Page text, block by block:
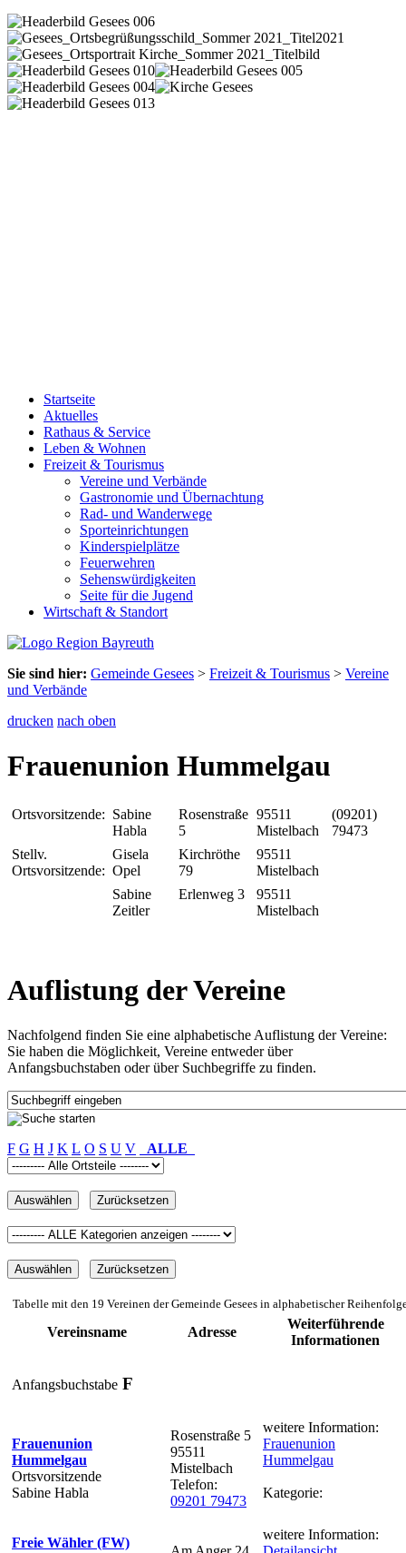
Startseite
Aktuelles
Rathaus & Service
Leben & Wohnen
Freizeit & Tourismus
Vereine und Verbände
Gastronomie und Übernachtung
Rad- und Wanderwege
Sporteinrichtungen
Kinderspielplätze
Feuerwehren
Sehenswürdigkeiten
Seite für die Jugend
Wirtschaft & Standort
Sie sind hier: Gemeinde Gesees > Freizeit & Tourismus > Vereine
und Verbände
drucken nach oben
Frauenunion Hummelgau
Ortsvorsitzende: Sabine
Habla
Rosenstraße
5
95511
Mistelbach
(09201)
79473
Stellv.
Ortsvorsitzende:
Gisela
Opel
Kirchröthe
79
95511
Mistelbach
Sabine
Zeitler
Erlenweg 3
95511
Mistelbach
Auflistung der Vereine
Nachfolgend finden Sie eine alphabetische Auflistung der Vereine:
Sie haben die Möglichkeit, Vereine entweder über
Anfangsbuchstaben oder über Suchbegriffe zu finden.
F G H J K L O S U V ALLE
Tabelle mit den 19 Vereinen der Gemeinde Gesees in alphabetischer
Vereinsname Adresse
Weiterführende
Informationen
Anfangsbuchstabe F
Frauenunion
Hummelgau
Ortsvorsitzende
Sabine Habla
Rosenstraße 5
95511
Mistelbach
Telefon:
09201 79473
weitere Information:
Frauenunion
Hummelgau
Kategorie:
Freie Wähler (FW)
weitere Information: